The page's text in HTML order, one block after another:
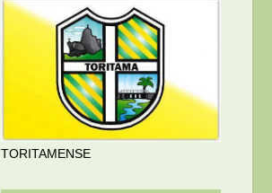
TORITAMENSE